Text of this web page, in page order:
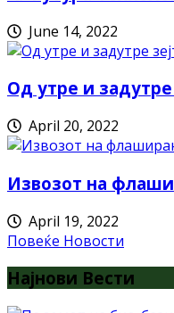
June 14, 2022
Од утре и
April 20, 2022
Извозот на
April 19, 2022
Повеќе Новости
Најнови Вести